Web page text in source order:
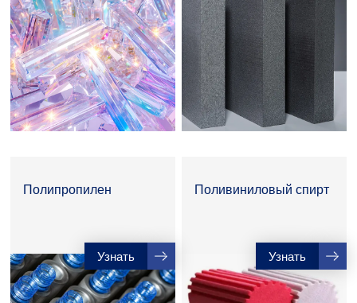
Полипропилен
Узнать
Поливиниловый спирт
Узнать